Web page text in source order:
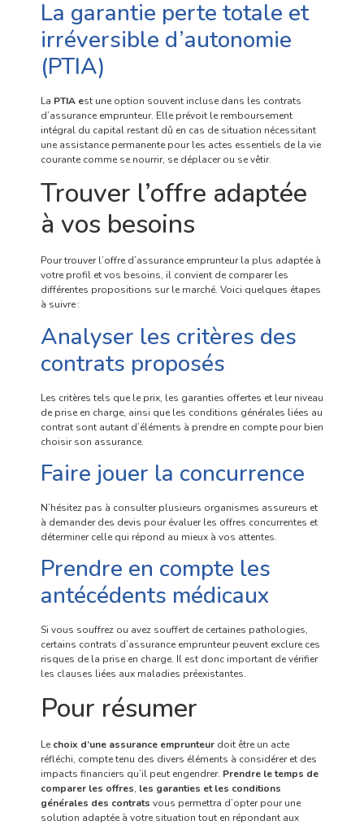
La garantie perte totale et
irréversible d’autonomie
(PTIA)
La PTIA est une option souvent incluse dans les contrats
d’assurance emprunteur. Elle prévoit le remboursement
intégral du capital restant dû en cas de situation nécessitant
une assistance permanente pour les actes essentiels de la vie
courante comme se nourrir, se déplacer ou se vêtir.
Trouver l’offre adaptée
à vos besoins
Pour trouver l’offre d’assurance emprunteur la plus adaptée à
votre profil et vos besoins, il convient de comparer les
différentes propositions sur le marché. Voici quelques étapes
à suivre :
Analyser les critères des
contrats proposés
Les critères tels que le prix, les garanties offertes et leur niveau
de prise en charge, ainsi que les conditions générales liées au
contrat sont autant d’éléments à prendre en compte pour bien
choisir son assurance.
Faire jouer la concurrence
N’hésitez pas à consulter plusieurs organismes assureurs et
à demander des devis pour évaluer les offres concurrentes et
déterminer celle qui répond au mieux à vos attentes.
Prendre en compte les
antécédents médicaux
Si vous souffrez ou avez souffert de certaines pathologies,
certains contrats d’assurance emprunteur peuvent exclure ces
risques de la prise en charge. Il est donc important de vérifier
les clauses liées aux maladies préexistantes.
Pour résumer
Le choix d’une assurance emprunteur doit être un acte
réfléchi, compte tenu des divers éléments à considérer et des
impacts financiers qu’il peut engendrer. Prendre le temps de
comparer les offres, les garanties et les conditions
générales des contrats vous permettra d’opter pour une
solution adaptée à votre situation tout en répondant aux